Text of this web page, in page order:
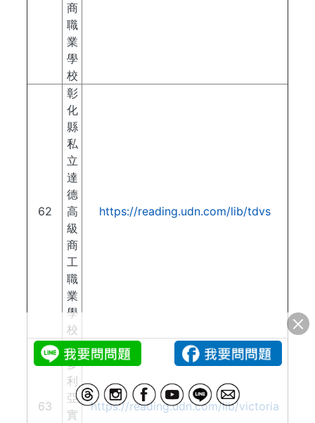
商
職
業
學
校
62
彰
化
縣
私
立
達
德
高
級
商
工
職
業
學
校
https://reading.udn.com/lib/tdvs
63
維
多
利
亞
實
https://reading.udn.com/lib/victoria